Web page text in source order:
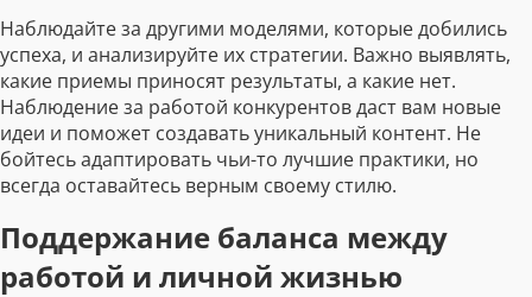
Наблюдайте за другими моделями, которые добились
успеха, и анализируйте их стратегии. Важно выявлять,
какие приемы приносят результаты, а какие нет.
Наблюдение за работой конкурентов даст вам новые
идеи и поможет создавать уникальный контент. Не
бойтесь адаптировать чьи-то лучшие практики, но
всегда оставайтесь верным своему стилю.
Поддержание баланса между
работой и личной жизнью